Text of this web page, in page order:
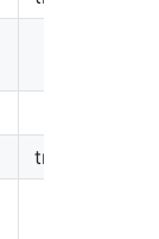
true